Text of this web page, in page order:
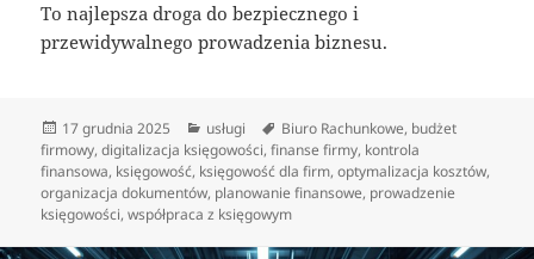
To najlepsza droga do bezpiecznego i
przewidywalnego prowadzenia biznesu.
Data
publikacji
17 grudnia 2025 Kategorie
usługi Tagi
Biuro Rachunkowe, budżet
firmowy,digitalizacja księgowości,finanse firmy, kontrola
finansowa, księgowość, księgowość dla firm,optymalizacja kosztów,
organizacja dokumentów, planowanie finansowe, prowadzenie
księgowości,współpraca z księgowym